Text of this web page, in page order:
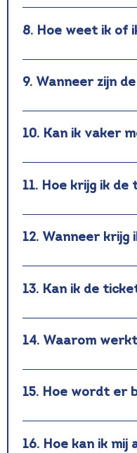
8. Hoe weet ik of
9. Wanneer zijn
10. Kan ik vaker
11. Hoe krijg ik de
12. Wanneer krijg
13. Kan ik de
14. Waarom
15. Hoe wordt er
16. Hoe kan ik